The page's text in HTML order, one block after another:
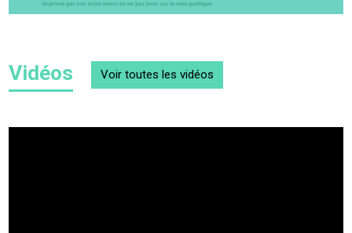
Vidéos Voir toutes les vidéos